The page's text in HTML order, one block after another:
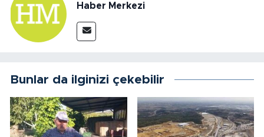
Haber Merkezi
Bunlar da ilginizi çekebilir